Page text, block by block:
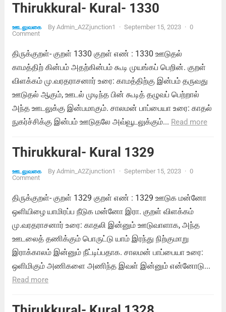
Thirukkural- Kural- 1330
ஊடலுவகை By Admin_A2Zjunction1 · September 15, 2023 · 0
Comment
திருக்குறள்- குறள் 1330 குறள் எண் : 1330 ஊடுதல்
காமத்திற் கின்பம் அதற்கின்பம் கூடி முயங்கப் பெறின். குறள்
விளக்கம் மு.வரதராசனார் உரை: காமத்திற்கு இன்பம் தருவது
ஊடுதல் ஆகும், ஊடல் முடிந்த பின் கூடித் தழுவப் பெற்றால்
அந்த ஊடலுக்கு இன்பமாகும். சாலமன் பாப்பையா உரை: காதல்
நுகர்ச்சிக்கு இன்பம் ஊடுதலே அவ்வூடலுக்கும்... Read more
Thirukkural- Kural 1329
ஊடலுவகை By Admin_A2Zjunction1 · September 15, 2023 · 0
Comment
திருக்குறள்- குறள் 1329 குறள் எண் : 1329 ஊடுக மன்னோ
ஒளியிழை யாமிரப்ப நீடுக மன்னோ இரா. குறள் விளக்கம்
மு.வரதராசனார் உரை: காதலி இன்னும் ஊடுவாளாக, அந்த
ஊடலைத் தணிக்கும் பொருட்டு யாம் இரந்து நிற்குமாறு
இராக்காலம் இன்னும் நீட்டிப்பதாக. சாலமன் பாப்பையா உரை:
ஒளிமிகும் அணிகளை அணிந்த இவள் இன்னும் என்னோடு...
Read more